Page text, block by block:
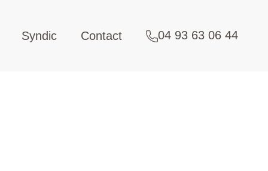
Syndic Contact 04 93 63 06 44